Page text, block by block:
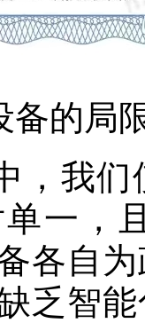
备的局
，我
一，
各自
乏智